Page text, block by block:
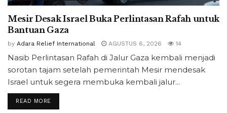
Mesir Desak Israel Buka Perlintasan Rafah untuk
Bantuan Gaza
by Adara Relief International AGUSTUS 6, 2026 14
Nasib Perlintasan Rafah di Jalur Gaza kembali menjadi
sorotan tajam setelah pemerintah Mesir mendesak
Israel untuk segera membuka kembali jalur...
READ MORE